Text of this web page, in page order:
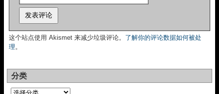
这个站点使用 Akismet 来减少垃圾评论。 了解你的评论数据如何被处
理。
分类
分